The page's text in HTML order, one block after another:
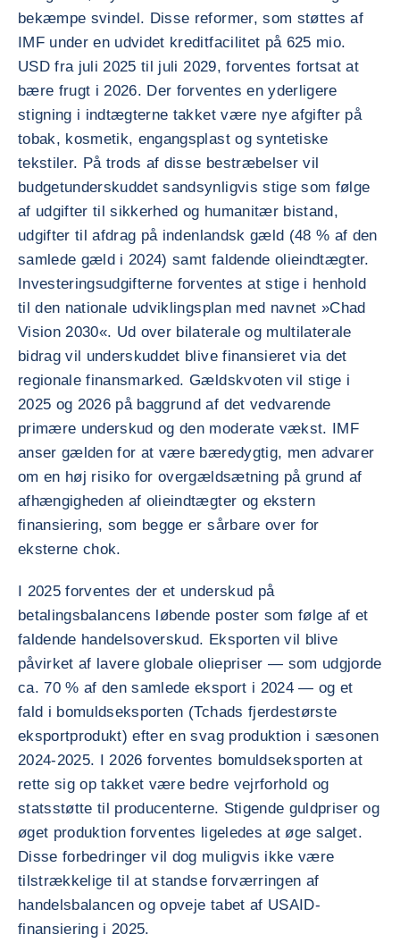
bekæmpe svindel. Disse reformer, som støttes af
IMF under en udvidet kreditfacilitet på 625 mio.
USD fra juli 2025 til juli 2029, forventes fortsat at
bære frugt i 2026. Der forventes en yderligere
stigning i indtægterne takket være nye afgifter på
tobak, kosmetik, engangsplast og syntetiske
tekstiler. På trods af disse bestræbelser vil
budgetunderskuddet sandsynligvis stige som følge
af udgifter til sikkerhed og humanitær bistand,
udgifter til afdrag på indenlandsk gæld (48 % af den
samlede gæld i 2024) samt faldende olieindtægter.
Investeringsudgifterne forventes at stige i henhold
til den nationale udviklingsplan med navnet »Chad
Vision 2030«. Ud over bilaterale og multilaterale
bidrag vil underskuddet blive finansieret via det
regionale finansmarked. Gældskvoten vil stige i
2025 og 2026 på baggrund af det vedvarende
primære underskud og den moderate vækst. IMF
anser gælden for at være bæredygtig, men advarer
om en høj risiko for overgældsætning på grund af
afhængigheden af olieindtægter og ekstern
finansiering, som begge er sårbare over for
eksterne chok.
I 2025 forventes der et underskud på
betalingsbalancens løbende poster som følge af et
faldende handelsoverskud. Eksporten vil blive
påvirket af lavere globale oliepriser — som udgjorde
ca. 70 % af den samlede eksport i 2024 — og et
fald i bomuldseksporten (Tchads fjerdestørste
eksportprodukt) efter en svag produktion i sæsonen
2024-2025. I 2026 forventes bomuldseksporten at
rette sig op takket være bedre vejrforhold og
statsstøtte til producenterne. Stigende guldpriser og
øget produktion forventes ligeledes at øge salget.
Disse forbedringer vil dog muligvis ikke være
tilstrækkelige til at standse forværringen af
handelsbalancen og opveje tabet af USAID-
finansiering i 2025.